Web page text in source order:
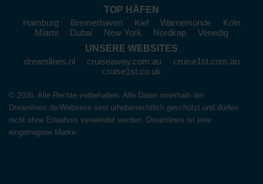
TOP HÄFEN
Hamburg
Bremerhaven Kiel Warnemünde
Köln
Miami
Dubai New York Nordkap
Venedig
UNSERE WEBSITES
dreamlines.nl
cruiseaway.com.au
cruise1st.com.au
cruise1st.co.uk
© 2026. Alle Rechte vorbehalten. Alle Daten innerhalb der
Dreamlines.de-Webseite sind urheberrechtlich geschützt und dürfen
nicht ohne Erlaubnis verwendet werden. Dreamlines ist eine
eingetragene Marke.